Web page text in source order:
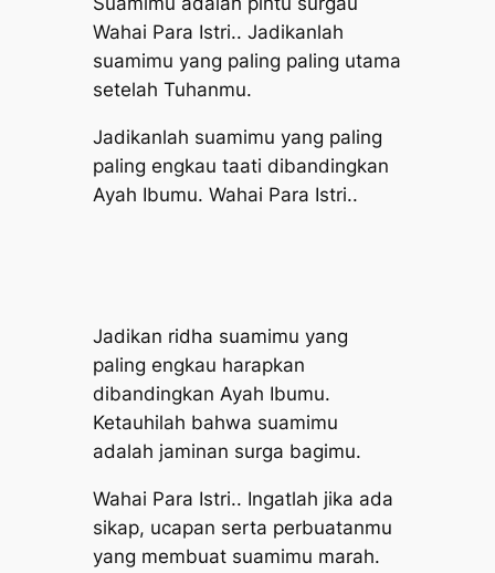
Wahai Para Istri.. Jadikanlah
suamimu yang paling paling utama
setelah Tuhanmu.
Jadikanlah suamimu yang paling
paling engkau taati dibandingkan
Ayah Ibumu. Wahai Para Istri..
Jadikan ridha suamimu yang
paling engkau harapkan
dibandingkan Ayah Ibumu.
Ketauhilah bahwa suamimu
adalah jaminan surga bagimu.
Wahai Para Istri.. Ingatlah jika ada
sikap, ucapan serta perbuatanmu
yang membuat suamimu marah.